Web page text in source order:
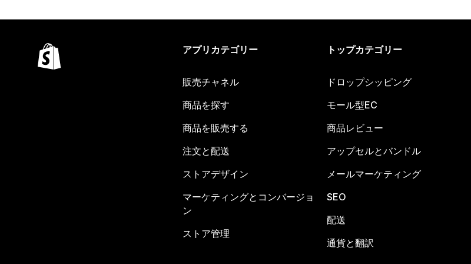
アプリカテゴリー
販売チャネル
商品を探す
商品を販売する
注文と配送
ストアデザイン
マーケティングとコンバージョ
ン
ストア管理
トップカテゴリー
ドロップシッピング
モール型EC
商品レビュー
アップセルとバンドル
メールマーケティング
SEO
配送
通貨と翻訳